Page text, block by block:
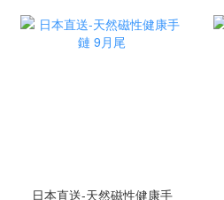
日本直送-天然磁性健康手